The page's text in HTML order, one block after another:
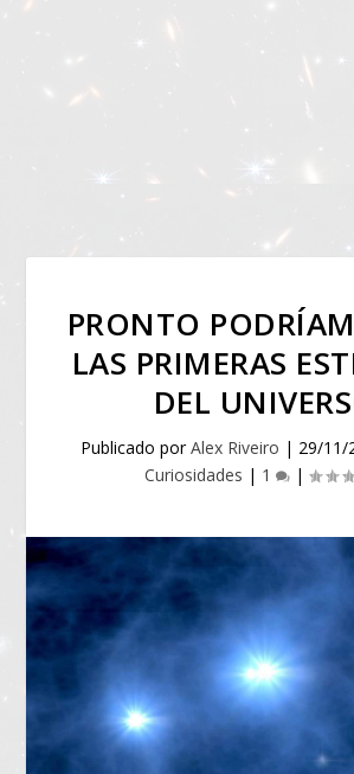
PRONTO
LAS PRIMERAS
DEL
Publicado porAlex Riveiro | 29/11/
Curiosidades | 1 |